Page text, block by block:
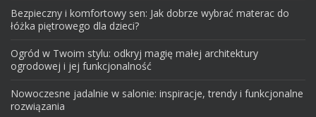
Bezpieczny i komfortowy sen: Jak dobrze wybrać materac do
łóżka piętrowego dla dzieci?
Ogród w Twoim stylu: odkryj magię małej architektury
ogrodowej i jej funkcjonalność
Nowoczesne jadalnie w salonie: inspiracje, trendy i funkcjonalne
rozwiązania